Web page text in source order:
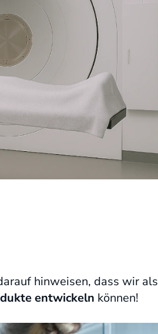
hinweisen, dass wir als
entwickeln können!